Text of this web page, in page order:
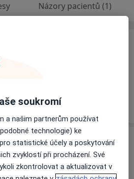
Názory pacientů (1)
a cenách nejsou k dispozici
nepřidával žádné informace o
434 01
soukromí
a našim partnerům používat
technologie) ke
statistické účely a poskytování
zvyklostí při procházení. Své
zkontrolovat a aktualizovat v